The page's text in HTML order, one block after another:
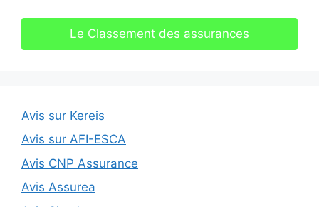
Le Classement des assurances
Avis sur Kereis
Avis sur AFI-ESCA
Avis CNP Assurance
Avis Assurea